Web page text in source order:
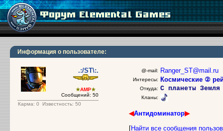
Информация о пользователе:
.:/ST\:.
★AMP★
Сообщений: 50
Карма: 0 Известность: 50
@-mail: Ranger_ST@mail.ru
Интересы: Космические ②
Откуда: С планеты Земля
Кланы:
◀Антидоминатор▶
[Найти все сообщения